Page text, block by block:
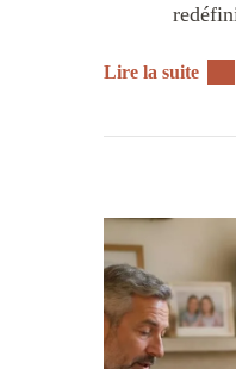
Lire la suite